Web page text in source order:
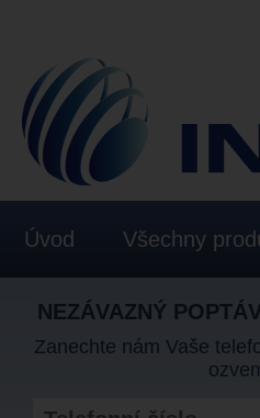
Úvod Všechny
NEZÁVAZNÝ
Zanechte nám Vaše